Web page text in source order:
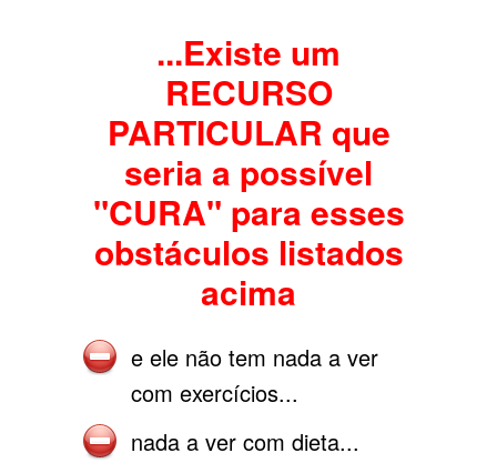
...Existe um
RECURSO
PARTICULAR que
seria a possível
"CURA" para esses
obstáculos listados
acima
e ele não tem nada a ver
com exercícios...
nada a ver com dieta...